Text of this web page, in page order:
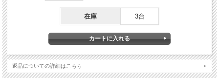
在庫 3台
返品についての詳細はこちら